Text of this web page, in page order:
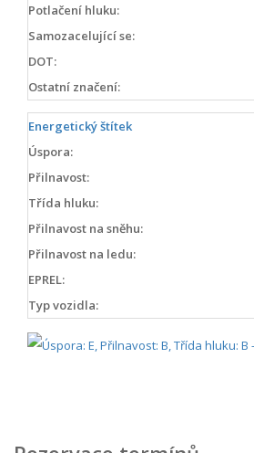
Potlačení hluku:
Samozacelující se:
DOT:
Ostatní značení:
Energetický štítek
Úspora:
Přilnavost:
Třída hluku:
Přilnavost na sněhu:
Přilnavost na ledu:
EPREL:
Typ vozidla: